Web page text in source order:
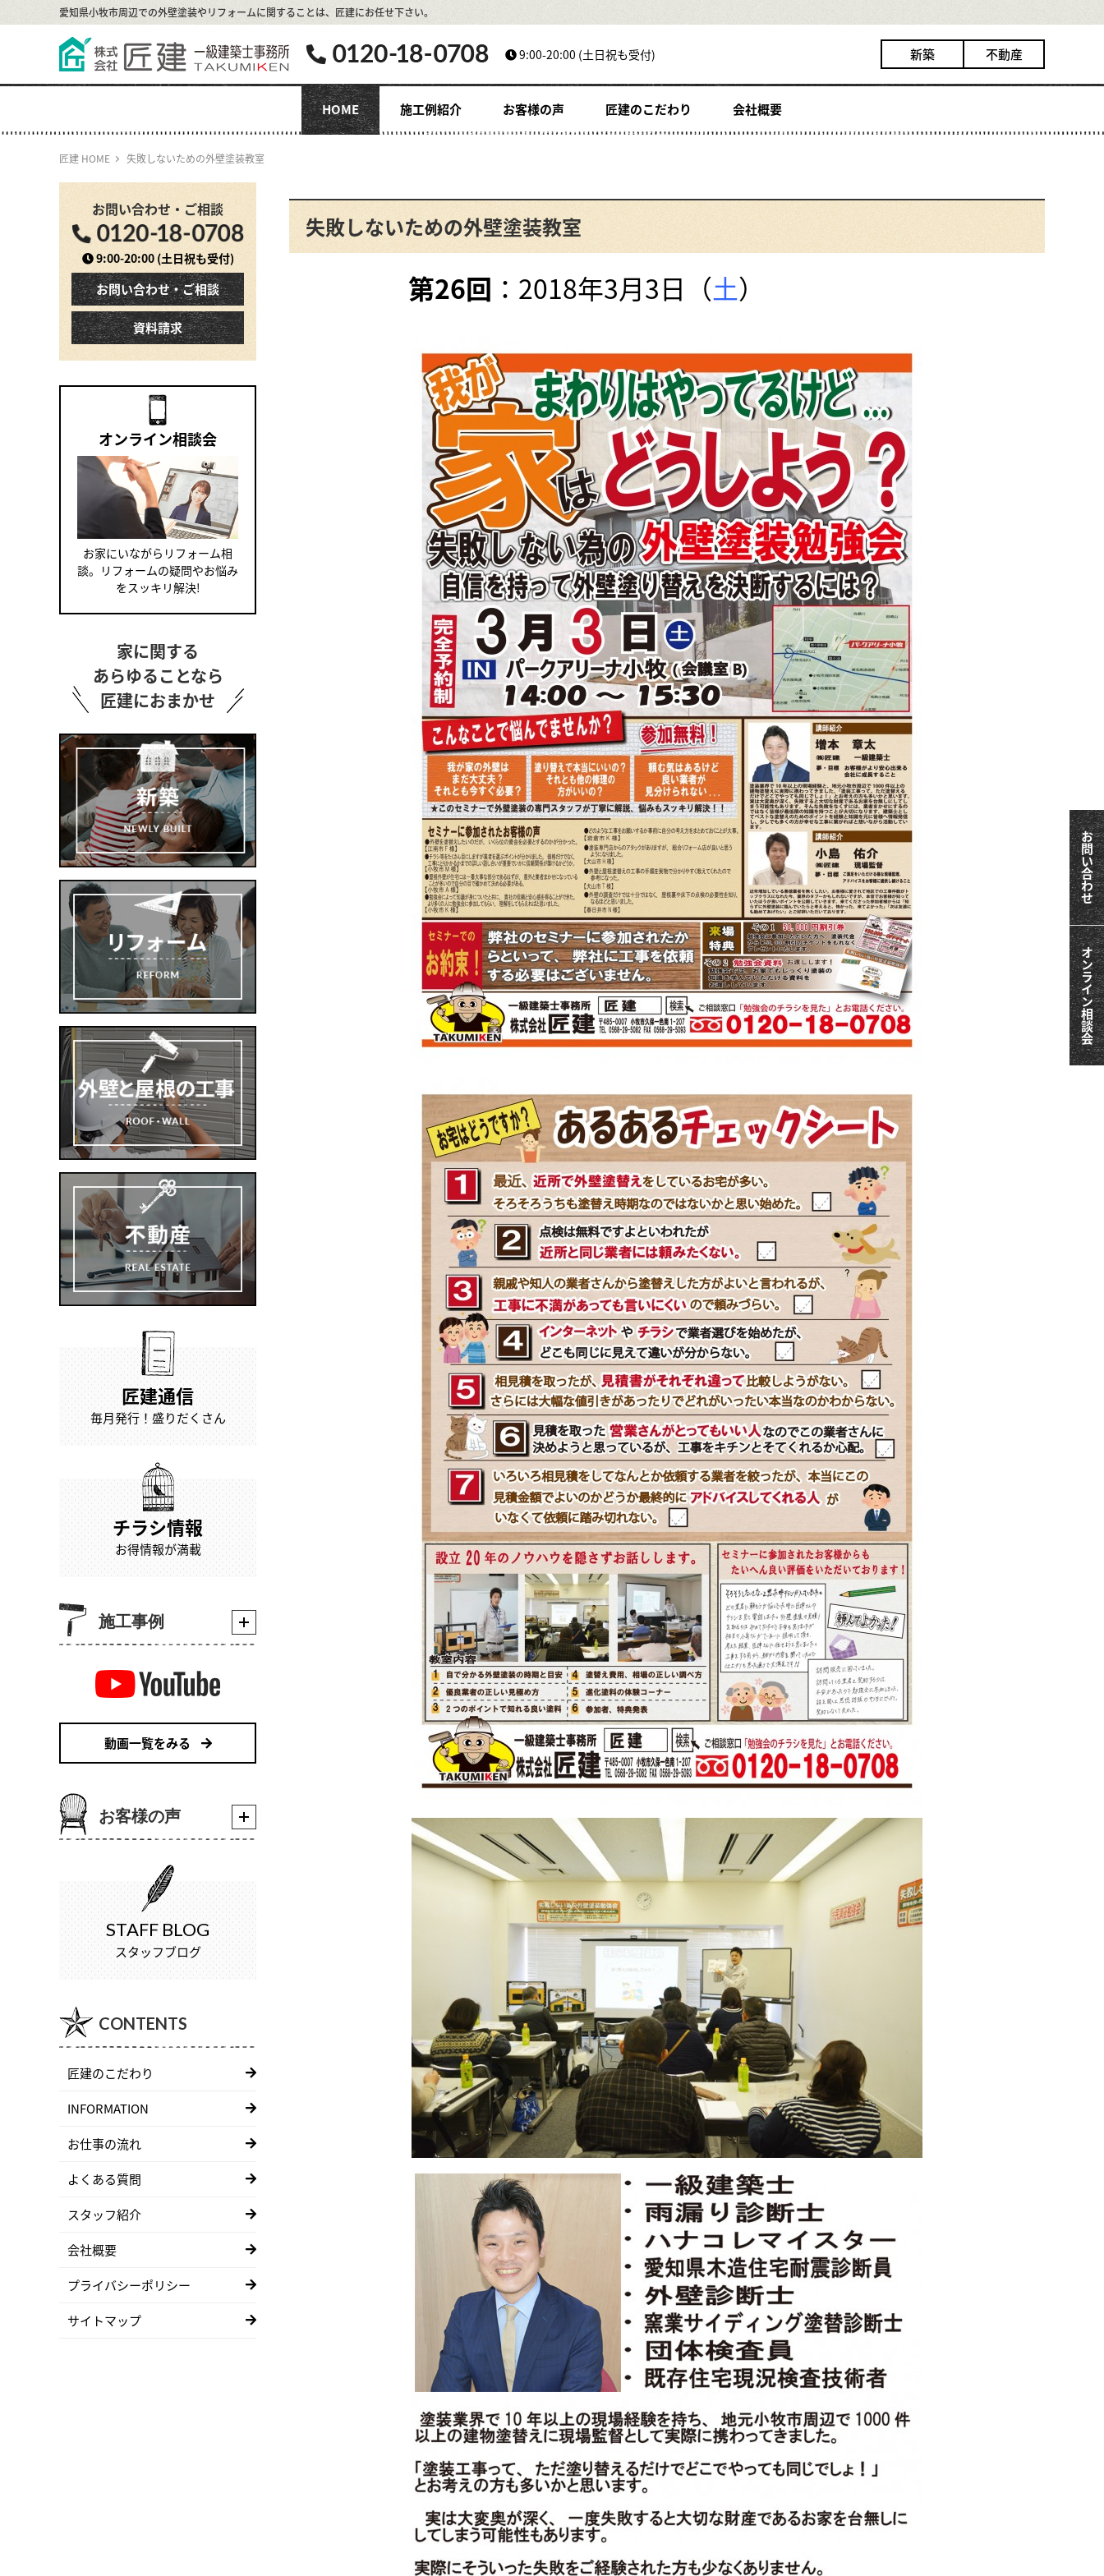
愛知県小牧市周辺での外壁塗装やリフォームに関することは、 匠建にお任せ下さい。
9:00-20:00 (土日祝も受付) 新築 不動産
HOME 施工例紹介 お客様の声 匠建のこだわり 会社概要
匠建 HOME 失敗しないための外壁塗装教室
お問い合わせ・ご相談
9:00-20:00(土日祝も受付)
お問い合わせ・ご相談
資料請求
オンライン相談会
お家にいながらリフォーム相
談。リフォームの疑問やお悩み
をスッキリ解決!
家に関する
あらゆることなら
匠建におまかせ
匠建通信
毎月発行！盛りだくさん
チラシ情報
お得情報が満載
施工事例
動画一覧をみる
お客様の声
STAFF BLOG
スタッフブログ
CONTENTS
匠建のこだわり
INFORMATION
お仕事の流れ
よくある質問
スタッフ紹介
会社概要
プライバシーポリシー
サイトマップ
失敗しないための外壁塗装教室
第26回 ：2018年3月3日（土）
お問い合わせ
オンライン相談会